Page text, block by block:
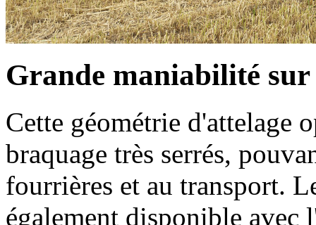
Grande maniabilité
Cette géométrie d'attelage
braquage très serrés,
fourrières et au transport.
également disponible avec